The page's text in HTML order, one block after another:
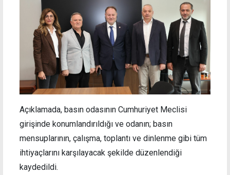
Açıklamada, basın odasının Cumhuriyet Meclisi
girişinde konumlandırıldığı ve odanın; basın
mensuplarının, çalışma, toplantı ve dinlenme gibi tüm
ihtiyaçlarını karşılayacak şekilde düzenlendiği
kaydedildi.